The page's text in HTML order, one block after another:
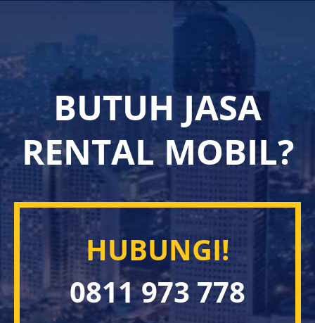
BUTUH JASA
RENTAL MOBIL?
HUBUNGI!
0811 973 778